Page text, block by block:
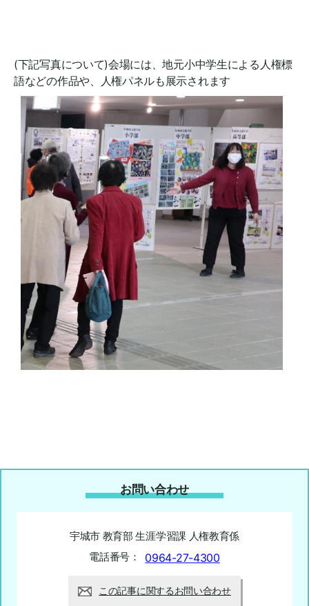
(下記写真について)会場には、地元小中学生による人権標
語などの作品や、人権パネルも展示されます
お問い合わせ
宇城市 教育部 生涯学習課 人権教育係
電話番号：
0964-27-4300
この記事に関するお問い合わせ